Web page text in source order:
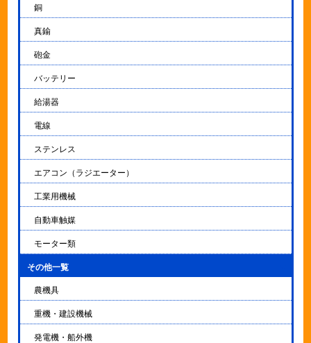
銅
真鍮
砲金
バッテリー
給湯器
電線
ステンレス
エアコン（ラジエーター）
工業用機械
自動車触媒
モーター類
その他一覧
農機具
重機・建設機械
発電機・船外機